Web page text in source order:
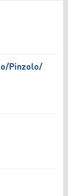
​Pinzolo/​